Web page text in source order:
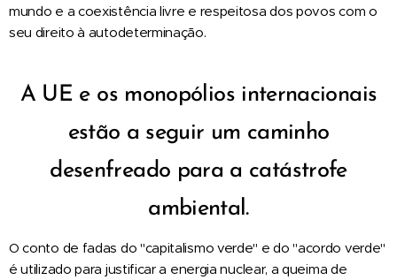
mundo e a coexistência livre e respeitosa dos povos com o
seu direito à autodeterminação.
A UE e os monopólios internacionais
estão a seguir um caminho
desenfreado para a catástrofe
ambiental.
O conto de fadas do "capitalismo verde" e do "acordo verde"
é utilizado para justificar a energia nuclear, a queima de